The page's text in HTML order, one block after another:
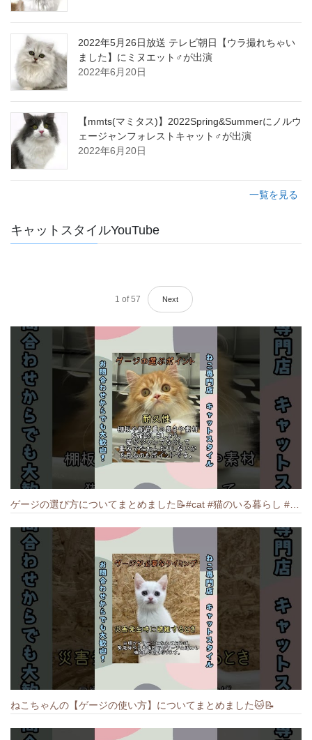
2022年5月26日放送 テレビ朝日【ウラ撮れちゃい
ました】にミヌエット♂が出演
2022年6月20日
【mmts(マミタス)】2022Spring&Summerにノルウ
ェージャンフォレストキャット♂が出演
2022年6月20日
一覧を見る
キャットスタイルYouTube
1 of 57 Next
ゲージの選び方についてまとめました️📝#cat #猫のいる暮らし #ねこ #キャット #munchkin
ねこちゃんの【ゲージの使い方】についてまとめました️🐱📝